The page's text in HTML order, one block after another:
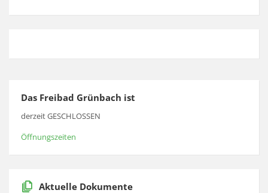
Das Freibad Grünbach ist
derzeit GESCHLOSSEN
Öffnungszeiten
Aktuelle Dokumente